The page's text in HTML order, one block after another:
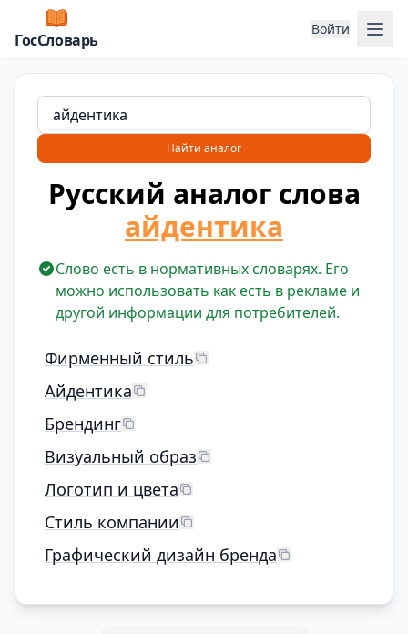
ГосСловарь
Войти
Найти аналог
Русский аналог слова
айдентика
Слово есть в нормативных словарях. Его
можно использовать как есть в рекламе и
другой информации для потребителей.
Фирменный стиль
Айдентика
Брендинг
Визуальный образ
Логотип и цвета
Стиль компании
Графический дизайн бренда